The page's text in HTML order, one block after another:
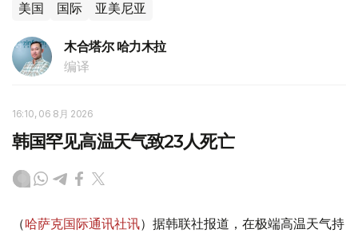
美国 国际 亚美尼亚
木合塔尔 哈力木拉
编译
16:10, 06 8月 2026
韩国罕见高温天气致23人死亡
（哈萨克国际通讯社讯）据韩联社报道，在极端高温天气持